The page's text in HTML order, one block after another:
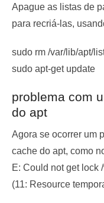
Apague as listas de
para recriá-las,
sudo rm /var/lib/apt/
sudo apt-get update
problema com
do apt
Agora se ocorrer um
cache do apt, como
E: Could not get lock
(11: Resource